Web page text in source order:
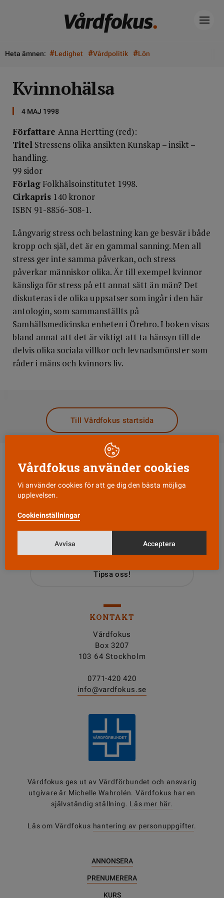
Heta ämnen: #Ledighet #Vårdpolitik #Lön
Kvinnohälsa
4 MAJ 1998
Författare Anna Hertting (red):
Titel Stressens olika ansikten Kunskap – insikt –
handling.
99 sidor
Förlag Folkhälsoinstitutet 1998.
Cirkapris 140 kronor
ISBN 91-8856-308-1.
Långvarig stress och belastning kan ge besvär i både
kropp och själ, det är en gammal sanning. Men all
stress ger inte samma påverkan, och stress
påverkar människor olika. Är till exempel kvinnor
känsliga för stress på ett annat sätt än män? Det
diskuteras i de olika uppsatser som ingår i den här
antologin, som sammanställts på
Samhällsmedicinska enheten i Örebro. I boken visas
bland annat att det är viktigt att ta hänsyn till de
delvis olika sociala villkor och levnadsmönster som
råder i mäns och kvinnors liv.
Till Vårdfokus startsida
Läs senaste numret
Tipsa oss!
KONTAKT
Vårdfokus
Box 3207
103 64 Stockholm
0771-420 420
info@vardfokus.se
Vårdfokus ges ut av Vårdförbundet och ansvarig
utgivare är Michelle Wahrolén. Vårdfokus har en
självständig ställning. Läs mer här.
Läs om Vårdfokus hantering av personuppgifter.
ANNONSERA
PRENUMERERA
KURS
Vårdfokus använder cookies
Vi använder cookies för att ge dig den bästa möjliga
upplevelsen.
Cookieinställningar
Avvisa Acceptera